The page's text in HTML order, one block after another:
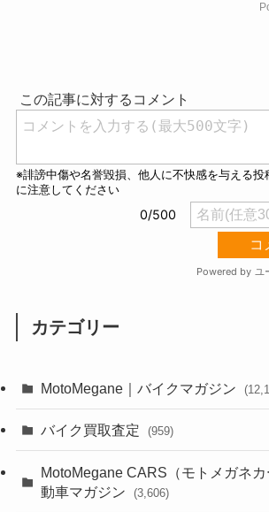
カテゴリー
MotoMegane｜バイクマガジン
(44)
(1,242)
バイク買取査定 (959)
MotoMegane CARS（モトメガネ
動車マガジン
(3,606)